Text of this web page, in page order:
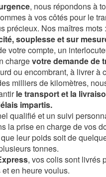
, nous répondons à
à vos côtés pour le
précieux. Nos maîtres mots :
souplesse et sur
votre compte, un
chargevotre demande de
ou encombrant, à livrer à
milliers de kilomètres,
le transport et la
impartis.
qualifié et un suivi
la prise en charge de vos
leur poids soit de
tonnes.
, vos colis sont livrés
en heure voulus.